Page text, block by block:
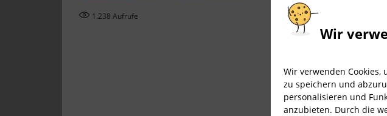
Wir
Wir verwenden
zu speichern und
personalisieren und
anzubieten. Durch die
1.238 Aufrufe